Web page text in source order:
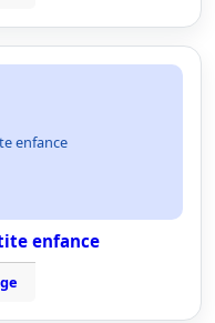
enfance
enfance